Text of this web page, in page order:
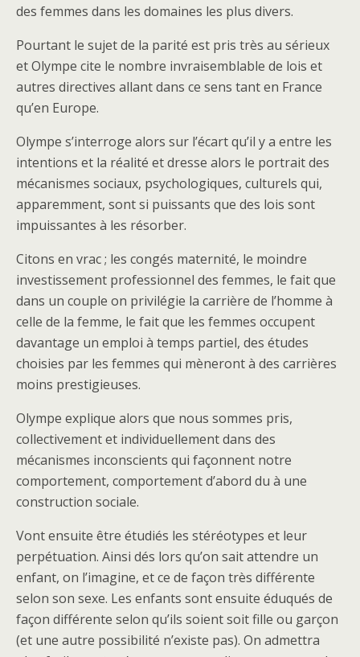
des femmes dans les domaines les plus divers.
Pourtant le sujet de la parité est pris très au sérieux
et Olympe cite le nombre invraisemblable de lois et
autres directives allant dans ce sens tant en France
qu’en Europe.
Olympe s’interroge alors sur l’écart qu’il y a entre les
intentions et la réalité et dresse alors le portrait des
mécanismes sociaux, psychologiques, culturels qui,
apparemment, sont si puissants que des lois sont
impuissantes à les résorber.
Citons en vrac ; les congés maternité, le moindre
investissement professionnel des femmes, le fait que
dans un couple on privilégie la carrière de l’homme à
celle de la femme, le fait que les femmes occupent
davantage un emploi à temps partiel, des études
choisies par les femmes qui mèneront à des carrières
moins prestigieuses.
Olympe explique alors que nous sommes pris,
collectivement et individuellement dans des
mécanismes inconscients qui façonnent notre
comportement, comportement d’abord du à une
construction sociale.
Vont ensuite être étudiés les stéréotypes et leur
perpétuation. Ainsi dés lors qu’on sait attendre un
enfant, on l’imagine, et ce de façon très différente
selon son sexe. Les enfants sont ensuite éduqués de
façon différente selon qu’ils soient soit fille ou garçon
(et une autre possibilité n’existe pas). On admettra